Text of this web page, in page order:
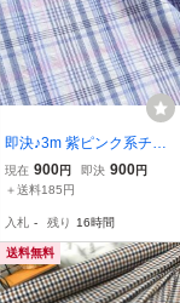
即決♪3m 紫ピンク系チェ
ック コットン 圧縮格子シ
ーチング 白地♪
現在 900円 即決 900円
＋送料185円
入札 - 残り 16時間
送料無料